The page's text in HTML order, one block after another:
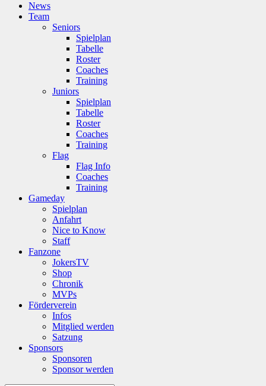
News
Team
Seniors
Spielplan
Tabelle
Roster
Coaches
Training
Juniors
Spielplan
Tabelle
Roster
Coaches
Training
Flag
Flag Info
Coaches
Training
Gameday
Spielplan
Anfahrt
Nice to Know
Staff
Fanzone
JokersTV
Shop
Chronik
MVPs
Förderverein
Infos
Mitglied werden
Satzung
Sponsors
Sponsoren
Sponsor werden